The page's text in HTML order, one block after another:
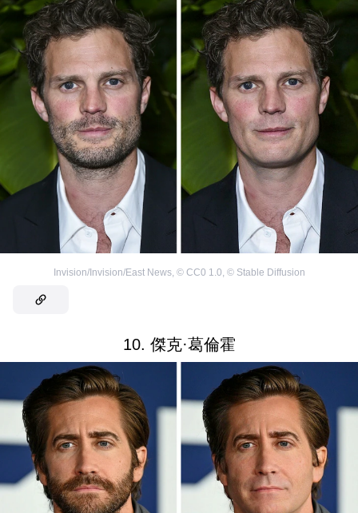
Invision/Invision/East News, © CC0 1.0, © Stable Diffusion
10. 傑克·葛倫霍